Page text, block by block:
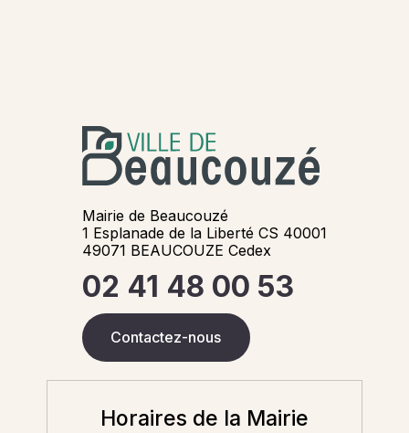
Mairie de Beaucouzé
1 Esplanade de la Liberté CS 40001
49071 BEAUCOUZE Cedex
02 41 48 00 53
Contactez-nous
Horaires de la Mairie